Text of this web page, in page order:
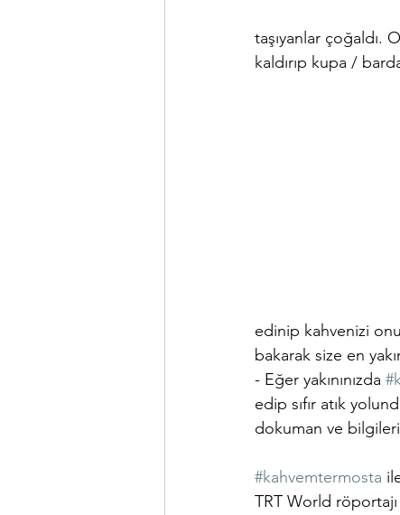
taşıyanlar çoğaldı.
kaldırıp kupa /
edinip kahvenizi
bakarak size en
- Eğer yakınınızda
edip sıfır atık
dokuman ve
#kahvemtermosta
TRT World